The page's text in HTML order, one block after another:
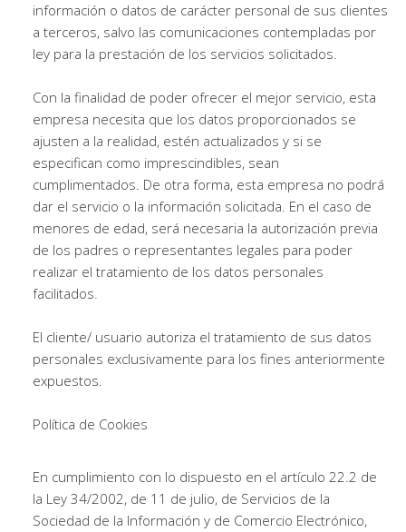
información o datos de carácter personal de sus clientes
a terceros, salvo las comunicaciones contempladas por
ley para la prestación de los servicios solicitados.
Con la finalidad de poder ofrecer el mejor servicio, esta
empresa necesita que los datos proporcionados se
ajusten a la realidad, estén actualizados y si se
especifican como imprescindibles, sean
cumplimentados. De otra forma, esta empresa no podrá
dar el servicio o la información solicitada. En el caso de
menores de edad, será necesaria la autorización previa
de los padres o representantes legales para poder
realizar el tratamiento de los datos personales
facilitados.
El cliente/ usuario autoriza el tratamiento de sus datos
personales exclusivamente para los fines anteriormente
expuestos.
Política de Cookies
En cumplimiento con lo dispuesto en el artículo 22.2 de
la Ley 34/2002, de 11 de julio, de Servicios de la
Sociedad de la Información y de Comercio Electrónico,